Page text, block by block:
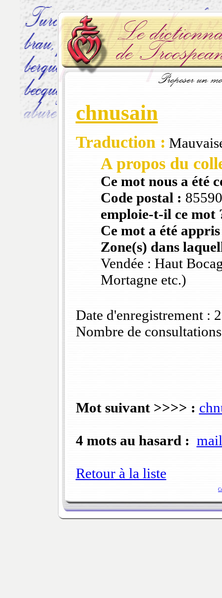
chnusain
Traduction :
A propos du
Ce mot nous a été
Code postal :
emploie-t-il ce mot
Ce mot a été
Zone(s) dans
Vendée : Haut
Mortagne etc.)
Date d'enregistrement :
Nombre de
Mot suivant >>>> :
4 mots au hasard :
Retour à la liste